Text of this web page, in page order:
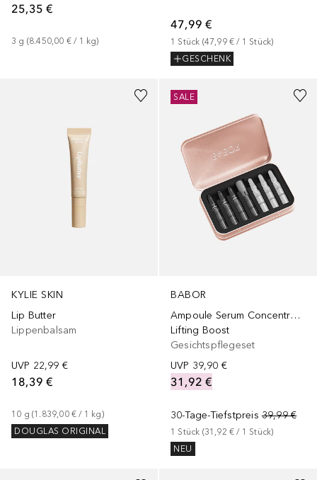
25,35 €
3 g (8.450,00 € / 1 kg)
47,99 €
1 Stück (47,99 € / 1 Stück)
GESCHENK
KYLIE SKIN
Lip Butter
Lippenbalsam
UVP 22,99 €
18,39 €
10 g (1.839,00 € / 1 kg)
DOUGLAS ORIGINAL
BABOR
Ampoule Serum Concentrates
Lifting Boost
Gesichtspflegeset
UVP 39,90 €
31,92 €
30-Tage-Tiefstpreis 39,99 €
1 Stück (31,92 € / 1 Stück)
NEU
SALE